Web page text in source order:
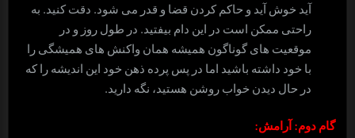
آید خوش آید و حاکم کردن قضا و قدر می شود. دقت کنید. به
راحتی ممکن است در این دام بیفتید. در طول روز و در
موقعیت های گوناگون همیشه همان واکنش های همیشگی را
با خود داشته باشید اما در پس پرده ذهن خود این اندیشه را که
در حال دیدن خواب روشن هستید، نگه دارید.
گام دوم: آرامش: